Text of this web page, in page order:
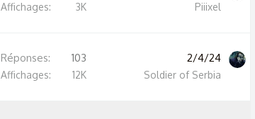
Affichages 3K Piiixel
Réponses 103
Affichages 12K
2/4/24
Soldier of Serbia